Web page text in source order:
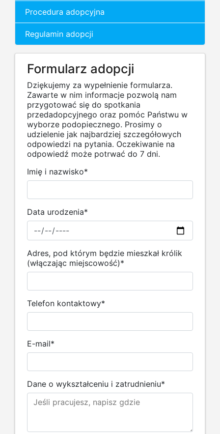
Procedura adopcyjna
Regulamin adopcji
Formularz adopcji
Dziękujemy za wypełnienie formularza.
Zawarte w nim informacje pozwolą nam
przygotować się do spotkania
przedadopcyjnego oraz pomóc Państwu w
wyborze podopiecznego. Prosimy o
udzielenie jak najbardziej szczegółowych
odpowiedzi na pytania. Oczekiwanie na
odpowiedź może potrwać do 7 dni.
Imię i nazwisko*
Data urodzenia*
Adres, pod którym będzie mieszkał królik
(włączając miejscowość)*
Telefon kontaktowy*
E-mail*
Dane o wykształceniu i zatrudnieniu*